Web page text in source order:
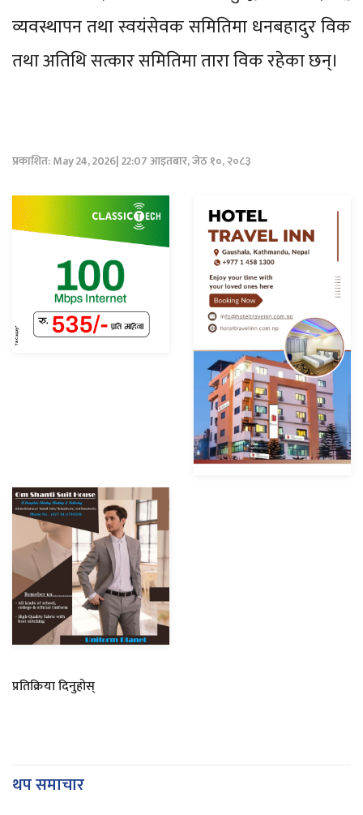
व्यवस्थापन तथा स्वयंसेवक समितिमा धनबहादुर विक
तथा अतिथि सत्कार समितिमा तारा विक रहेका छन्।
प्रकाशित: May 24, 2026| 22:07 आइतबार, जेठ १०, २०८३
प्रतिक्रिया दिनुहोस्
थप समाचार